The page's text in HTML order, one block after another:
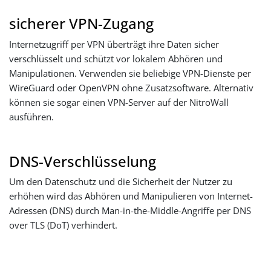
sicherer VPN-Zugang
Internetzugriff per VPN überträgt ihre Daten sicher
verschlüsselt und schützt vor lokalem Abhören und
Manipulationen. Verwenden sie beliebige VPN-Dienste per
WireGuard oder OpenVPN ohne Zusatzsoftware. Alternativ
können sie sogar einen VPN-Server auf der NitroWall
ausführen.
DNS-Verschlüsselung
Um den Datenschutz und die Sicherheit der Nutzer zu
erhöhen wird das Abhören und Manipulieren von Internet-
Adressen (DNS) durch Man-in-the-Middle-Angriffe per DNS
over TLS (DoT) verhindert.